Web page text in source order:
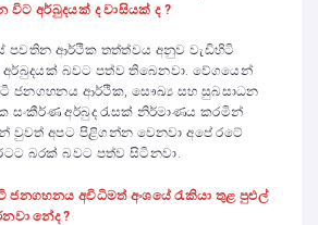
අර්බුදයක් ද වාසියක් ද ?
පවතින ආර්ථික තත්ත්වය අනුව වැඩිහිටි
බවට පත්ව තිබෙනවා. වේගයෙන්
ජනගහනය ආර්ථික, සෞඛ්‍ය සහ සුබසාධන
සංකීර්ණ අර්බුද රැසක් නිර්මාණය කරමින්
වුවත් අපට පිළිගන්න වෙනවා අපේ රටේ
බරක් බවට පත්ව සිටිනවා.
ජනගහනය අවිධිමත් අංශයේ රැකියා තුළ පුළුල්
නේද ?